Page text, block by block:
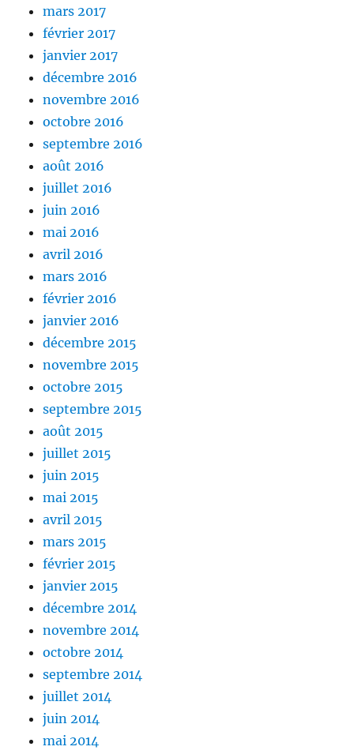
mars 2017
février 2017
janvier 2017
décembre 2016
novembre 2016
octobre 2016
septembre 2016
août 2016
juillet 2016
juin 2016
mai 2016
avril 2016
mars 2016
février 2016
janvier 2016
décembre 2015
novembre 2015
octobre 2015
septembre 2015
août 2015
juillet 2015
juin 2015
mai 2015
avril 2015
mars 2015
février 2015
janvier 2015
décembre 2014
novembre 2014
octobre 2014
septembre 2014
juillet 2014
juin 2014
mai 2014